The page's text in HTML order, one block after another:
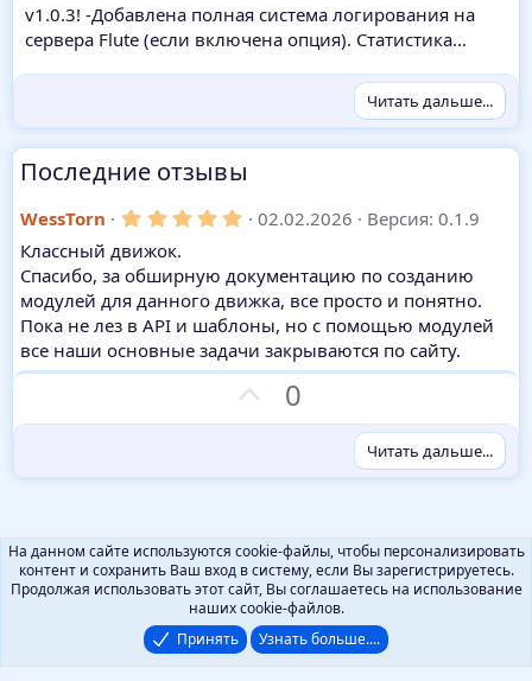
v1.0.3! -Добавлена полная система логирования на
сервера Flute (если включена опция). Статистика...
Читать дальше...
Последние отзывы
WessTorn 5
0
з
в
ё
д
02.02.2026
Версия: 0.1.9
Классный движок.
Спасибо, за обширную документацию по созданию
модулей для данного движка, все просто и понятно.
Пока не лез в API и шаблоны, но с помощью модулей
все наши основные задачи закрываются по сайту.
а
0
Читать дальше...
Помощь Локализация от XenForo.Info
На данном сайте используются cookie-файлы, чтобы персонализировать
контент и сохранить Ваш вход в систему, если Вы зарегистрируетесь.
Продолжая использовать этот сайт, Вы соглашаетесь на использование
наших cookie-файлов.
Принять
Узнать больше....